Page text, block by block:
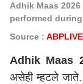
Adhik Maas
performed
Source :
Adhik Maas
असेही म्हटले